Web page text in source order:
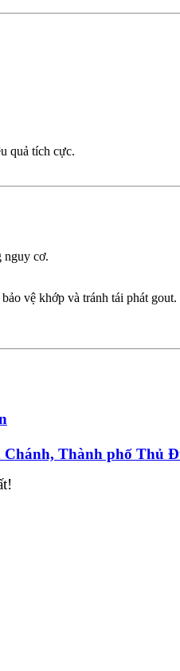
quả tích cực.
nguy cơ.
vệ khớp và tránh tái phát gout.
Thành phố Thủ